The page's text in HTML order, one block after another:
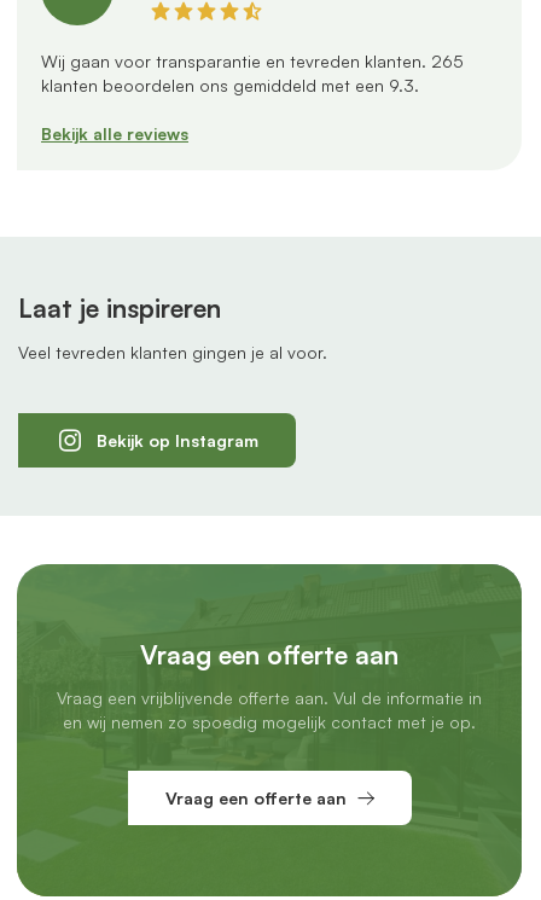
Wij gaan voor transparantie en tevreden klanten. 265
klanten beoordelen ons gemiddeld met een 9.3.
Bekijk alle reviews
Laat je inspireren
Veel tevreden klanten gingen je al voor.
Bekijk op Instagram
Vraag een offerte aan
Vraag een vrijblijvende offerte aan. Vul de informatie in
en wij nemen zo spoedig mogelijk contact met je op.
Vraag een offerte aan